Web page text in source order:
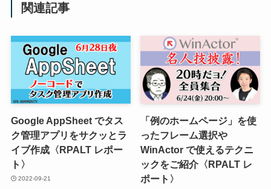
関連記事
Google AppSheet でタス
ク管理アプリをサクッとラ
イブ作成〈RPALT レポー
ト〉
2022-09-21
「例のホームページ」を使
ったフレーム選択や
WinActor で使えるテクニ
ックをご紹介〈RPALT レ
ポート〉